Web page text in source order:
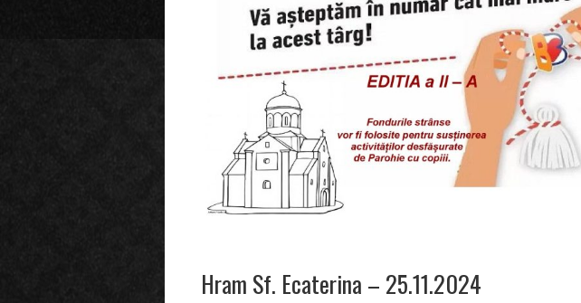
Hram Sf. Ecaterina – 25.11.2024